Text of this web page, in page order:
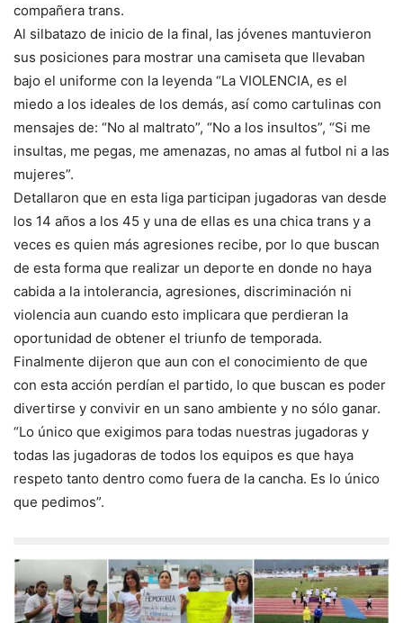
compañera trans.
Al silbatazo de inicio de la final, las jóvenes mantuvieron
sus posiciones para mostrar una camiseta que llevaban
bajo el uniforme con la leyenda “La VIOLENCIA, es el
miedo a los ideales de los demás, así como cartulinas con
mensajes de: “No al maltrato”, “No a los insultos”, “Si me
insultas, me pegas, me amenazas, no amas al futbol ni a las
mujeres”.
Detallaron que en esta liga participan jugadoras van desde
los 14 años a los 45 y una de ellas es una chica trans y a
veces es quien más agresiones recibe, por lo que buscan
de esta forma que realizar un deporte en donde no haya
cabida a la intolerancia, agresiones, discriminación ni
violencia aun cuando esto implicara que perdieran la
oportunidad de obtener el triunfo de temporada.
Finalmente dijeron que aun con el conocimiento de que
con esta acción perdían el partido, lo que buscan es poder
divertirse y convivir en un sano ambiente y no sólo ganar.
“Lo único que exigimos para todas nuestras jugadoras y
todas las jugadoras de todos los equipos es que haya
respeto tanto dentro como fuera de la cancha. Es lo único
que pedimos”.